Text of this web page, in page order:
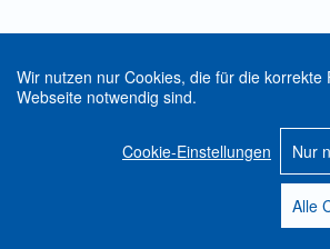
Wir nutzen nur Cookies, die für die korrekte
Webseite notwendig sind.
Cookie-Einstellungen Nur
Alle